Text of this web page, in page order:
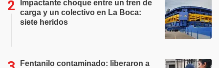
Impactante choque entre un tren de
carga y un colectivo en La Boca:
siete heridos
Fentanilo contaminado: liberaron a